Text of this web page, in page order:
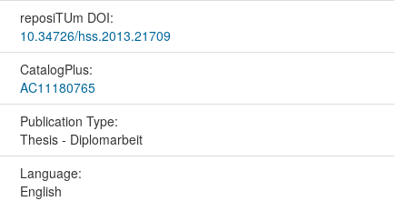
reposiTUm DOI:
10.34726/hss.2013.21709
CatalogPlus:
AC11180765
Publication Type:
Thesis - Diplomarbeit
Language:
English